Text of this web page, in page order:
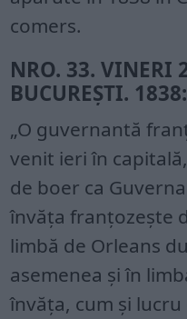
comers.
NRO. 33. VINERI
BUCUREȘTI. 1838:
„O guvernantă
venit ieri în
de boer ca
învăța franțozește
limbă de Orleans
asemenea și în
învăța, cum și